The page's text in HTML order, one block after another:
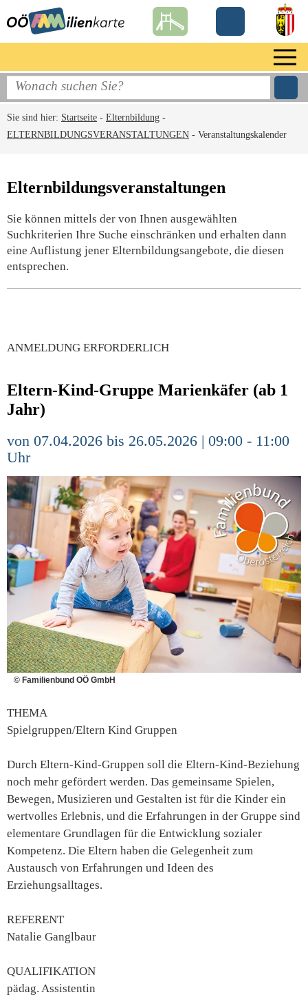
Sie sind hier: Startseite - Elternbildung -
ELTERNBILDUNGSVERANSTALTUNGEN - Veranstaltungskalender
Elternbildungsveranstaltungen
Sie können mittels der von Ihnen ausgewählten
Suchkriterien Ihre Suche einschränken und erhalten dann
eine Auflistung jener Elternbildungsangebote, die diesen
entsprechen.
ANMELDUNG ERFORDERLICH
Eltern-Kind-Gruppe Marienkäfer (ab 1
Jahr)
von 07.04.2026 bis 26.05.2026 | 09:00 - 11:00
Uhr
© Familienbund OÖ GmbH
THEMA
Spielgruppen/Eltern Kind Gruppen
Durch Eltern-Kind-Gruppen soll die Eltern-Kind-Beziehung
noch mehr gefördert werden. Das gemeinsame Spielen,
Bewegen, Musizieren und Gestalten ist für die Kinder ein
wertvolles Erlebnis, und die Erfahrungen in der Gruppe sind
elementare Grundlagen für die Entwicklung sozialer
Kompetenz. Die Eltern haben die Gelegenheit zum
Austausch von Erfahrungen und Ideen des
Erziehungsalltages.
REFERENT
Natalie Ganglbaur
QUALIFIKATION
pädag. Assistentin